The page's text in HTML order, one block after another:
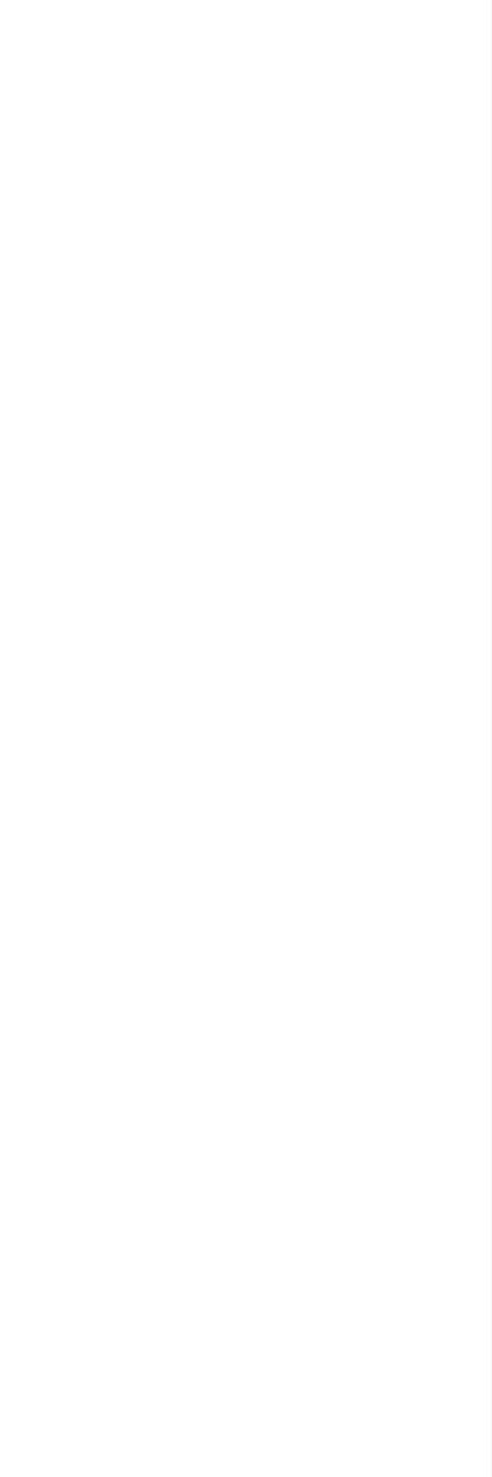
refrattari,
23.3, 23.4, 23.5, 23.6
addetto preparazione
refrattari, ceramica,
prodotti
alla smaltatura prodotti
stoccaggio
e dei loro
elettrici